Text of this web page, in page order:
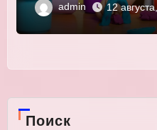
admin 12
Поиск